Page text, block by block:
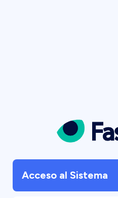
Acceso al Sistema